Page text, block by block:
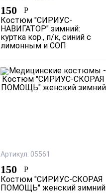
150 Р
Костюм "СИРИУС-
НАВИГАТОР" зимний:
куртка кор., п/к, синий с
лимонным и СОП
Артикул: 05561
150 Р
Костюм "СИРИУС-СКОРАЯ
ПОМОЩЬ" женский зимний